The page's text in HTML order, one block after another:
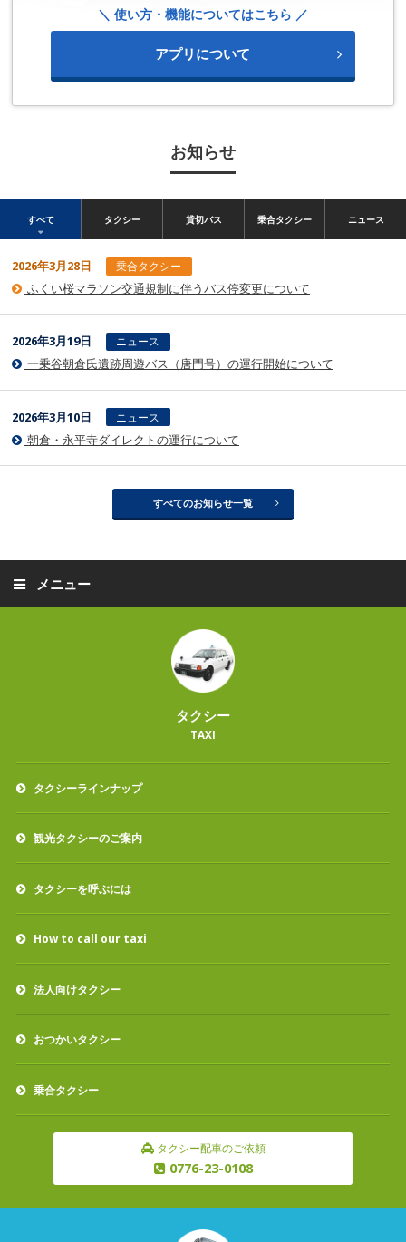
＼ 使い方・機能についてはこちら ／
アプリについて
お知らせ
すべて タクシー 貸切バス 乗合タクシー ニュース
2026年3月28日 乗合タクシー
ふくい桜マラソン交通規制に伴うバス停変更について
2026年3月19日 ニュース
一乗谷朝倉氏遺跡周遊バス（唐門号）の運行開始について
2026年3月10日 ニュース
朝倉・永平寺ダイレクトの運行について
すべてのお知らせ一覧
メニュー
タクシー
TAXI
タクシーラインナップ
観光タクシーのご案内
タクシーを呼ぶには
How to call our taxi
法人向けタクシー
おつかいタクシー
乗合タクシー
タクシー配車のご依頼
0776-23-0108